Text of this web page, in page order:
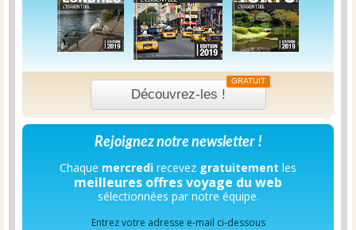
Découvrez-les !
GRATUIT
Rejoignez notre newsletter !
Chaque mercredi recevez gratuitement les
meilleures offres voyage du web
sélectionnées par notre équipe.
Entrez votre adresse e-mail ci-dessous